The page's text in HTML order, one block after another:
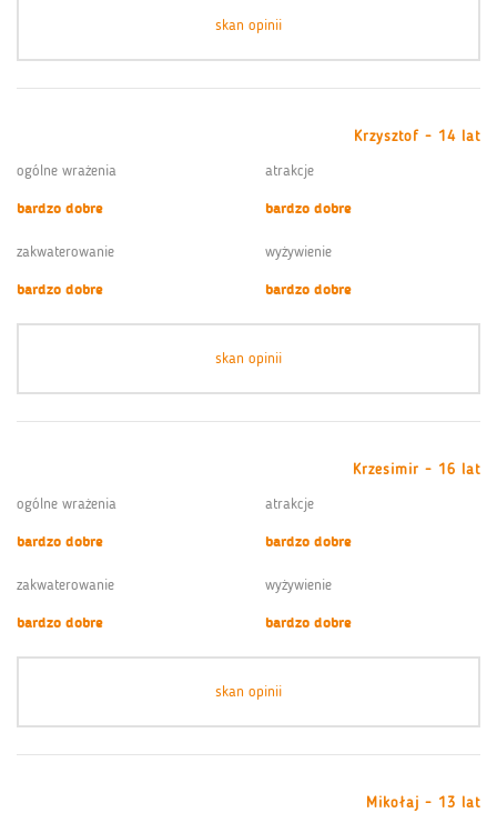
skan opinii
Krzysztof - 14 lat
ogólne wrażenia
bardzo dobre
atrakcje
bardzo dobre
zakwaterowanie
bardzo dobre
wyżywienie
bardzo dobre
skan opinii
Krzesimir - 16 lat
ogólne wrażenia
bardzo dobre
atrakcje
bardzo dobre
zakwaterowanie
bardzo dobre
wyżywienie
bardzo dobre
skan opinii
Mikołaj - 13 lat